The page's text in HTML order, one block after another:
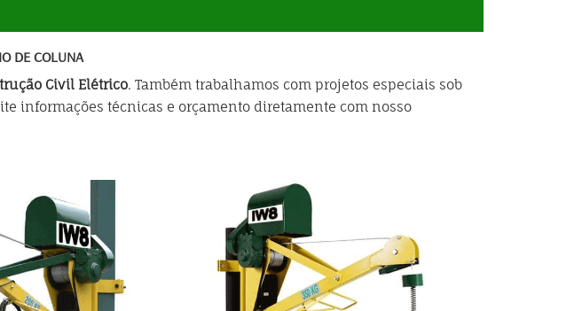
DE COLUNA
Civil Elétrico. Também trabalhamos com projetos especiais sob
informações técnicas e orçamento diretamente com nosso